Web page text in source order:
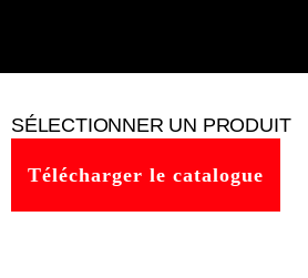
SÉLECTIONNER UN PRODUIT
Télécharger le catalogue